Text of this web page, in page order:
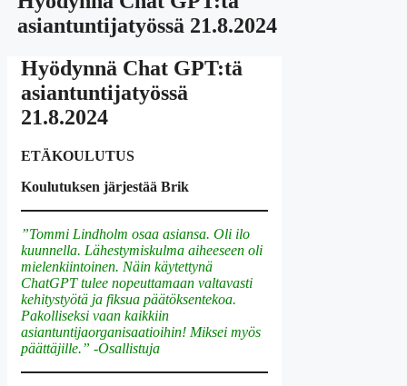
asiantuntijatyössä 21.8.2024
Hyödynnä Chat GPT:tä
asiantuntijatyössä
21.8.2024
ETÄKOULUTUS
Koulutuksen järjestää Brik
”Tommi Lindholm osaa asiansa. Oli ilo
kuunnella. Lähestymiskulma aiheeseen oli
mielenkiintoinen. Näin käytettynä
ChatGPT tulee nopeuttamaan valtavasti
kehitystyötä ja fiksua päätöksentekoa.
Pakolliseksi vaan kaikkiin
asiantuntijaorganisaatioihin! Miksei myös
päättäjille.” -Osallistuja